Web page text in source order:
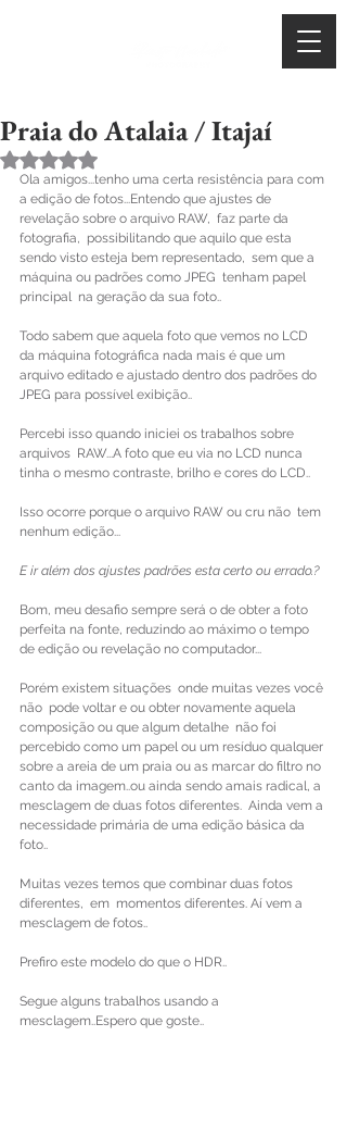
Praia do Atalaia / Itajaí
Avaliado com NaN de 5 estrelas.
Ola amigos...tenho uma certa resistência para com
a edição de fotos...Entendo que ajustes de
revelação sobre o arquivo RAW,  faz parte da
fotografia,  possibilitando que aquilo que esta
sendo visto esteja bem representado,  sem que a
máquina ou padrões como JPEG  tenham papel
principal  na geração da sua foto..
Todo sabem que aquela foto que vemos no LCD
da máquina fotográfica nada mais é que um
arquivo editado e ajustado dentro dos padrões do
JPEG para possível exibição..
Percebi isso quando iniciei os trabalhos sobre
arquivos  RAW...A foto que eu via no LCD nunca
tinha o mesmo contraste, brilho e cores do LCD..
Isso ocorre porque o arquivo RAW ou cru não  tem
nenhum edição...
E ir além dos ajustes padrões esta certo ou errado.?
Bom, meu desafio sempre será o de obter a foto
perfeita na fonte, reduzindo ao máximo o tempo
de edição ou revelação no computador...
Porém existem situações  onde muitas vezes você
não  pode voltar e ou obter novamente aquela
composição ou que algum detalhe  não foi
percebido como um papel ou um resíduo qualquer
sobre a areia de um praia ou as marcar do filtro no
canto da imagem..ou ainda sendo amais radical, a
mesclagem de duas fotos diferentes.  Ainda vem a
necessidade primária de uma edição básica da
foto..
Muitas vezes temos que combinar duas fotos
diferentes,  em  momentos diferentes. Aí vem a
mesclagem de fotos..
Prefiro este modelo do que o HDR..
Segue alguns trabalhos usando a
mesclagem..Espero que goste..